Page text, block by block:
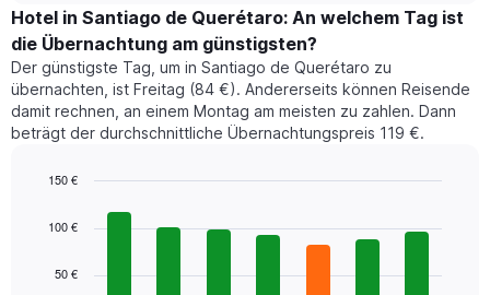
den
durchschnittlichen
Zimmerpreis
im
jeweiligen
Monat
an.
Diagramm
die
Hotel in Santiago de Querétaro: An welchem Tag ist
die Übernachtung am günstigsten?
Der günstigste Tag, um in Santiago de Querétaro zu
übernachten, ist Freitag (84 €). Andererseits können Reisende
damit rechnen, an einem Montag am meisten zu zahlen. Dann
beträgt der durchschnittliche Übernachtungspreis 119 €.
chart
bars.
50 €
100 €
150 €